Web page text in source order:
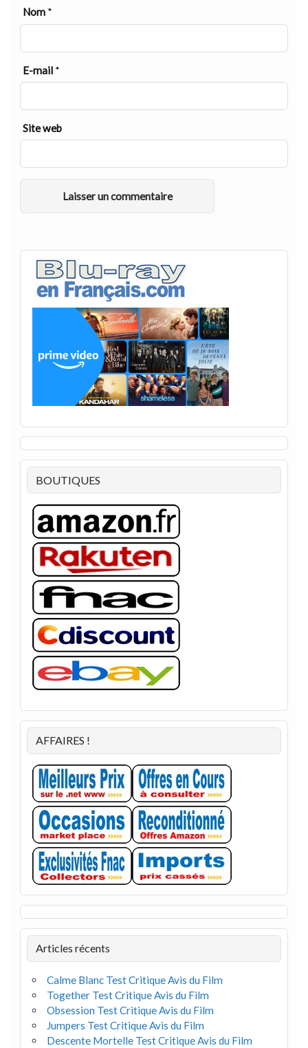
Nom *
E-mail *
Site web
BOUTIQUES
AFFAIRES !
Articles récents
Calme Blanc Test Critique Avis du Film
Together Test Critique Avis du Film
Obsession Test Critique Avis du Film
Jumpers Test Critique Avis du Film
Descente Mortelle Test Critique Avis du Film